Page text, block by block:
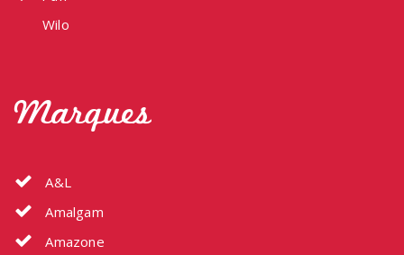
Wilo
Marques
A&L
Amalgam
Amazone